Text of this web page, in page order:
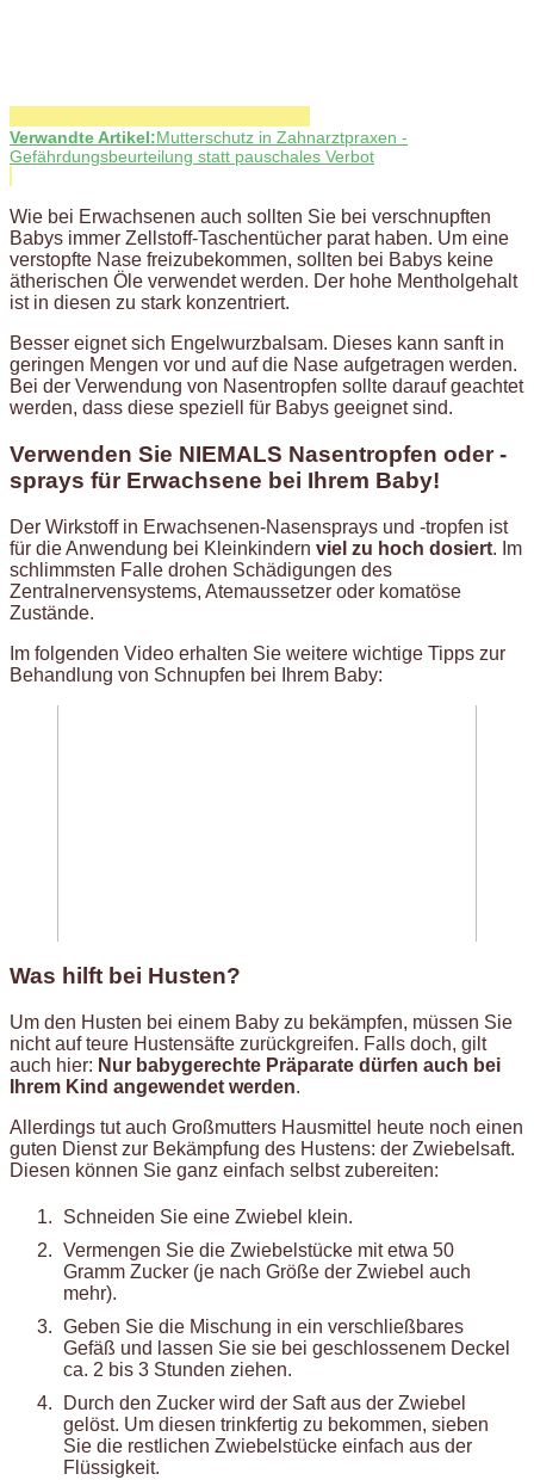
Verwandte Artikel:Mutterschutz in Zahnarztpraxen -
Gefährdungsbeurteilung statt pauschales Verbot
Wie bei Erwachsenen auch sollten Sie bei verschnupften
Babys immer Zellstoff-Taschentücher parat haben. Um eine
verstopfte Nase freizubekommen, sollten bei Babys keine
ätherischen Öle verwendet werden. Der hohe Mentholgehalt
ist in diesen zu stark konzentriert.
Besser eignet sich Engelwurzbalsam. Dieses kann sanft in
geringen Mengen vor und auf die Nase aufgetragen werden.
Bei der Verwendung von Nasentropfen sollte darauf geachtet
werden, dass diese speziell für Babys geeignet sind.
Verwenden Sie NIEMALS Nasentropfen oder -
sprays für Erwachsene bei Ihrem Baby!
Der Wirkstoff in Erwachsenen-Nasensprays und -tropfen ist
für die Anwendung bei Kleinkindern viel zu hoch dosiert. Im
schlimmsten Falle drohen Schädigungen des
Zentralnervensystems, Atemaussetzer oder komatöse
Zustände.
Im folgenden Video erhalten Sie weitere wichtige Tipps zur
Behandlung von Schnupfen bei Ihrem Baby:
Was hilft bei Husten?
Um den Husten bei einem Baby zu bekämpfen, müssen Sie
nicht auf teure Hustensäfte zurückgreifen. Falls doch, gilt
auch hier: Nur babygerechte Präparate dürfen auch bei
Ihrem Kind angewendet werden.
Allerdings tut auch Großmutters Hausmittel heute noch einen
guten Dienst zur Bekämpfung des Hustens: der Zwiebelsaft.
Diesen können Sie ganz einfach selbst zubereiten:
Schneiden Sie eine Zwiebel klein.
Vermengen Sie die Zwiebelstücke mit etwa 50
Gramm Zucker (je nach Größe der Zwiebel auch
mehr).
Geben Sie die Mischung in ein verschließbares
Gefäß und lassen Sie sie bei geschlossenem Deckel
ca. 2 bis 3 Stunden ziehen.
Durch den Zucker wird der Saft aus der Zwiebel
gelöst. Um diesen trinkfertig zu bekommen, sieben
Sie die restlichen Zwiebelstücke einfach aus der
Flüssigkeit.